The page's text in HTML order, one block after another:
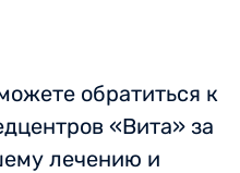
обратиться к
«Вита» за
лечению и